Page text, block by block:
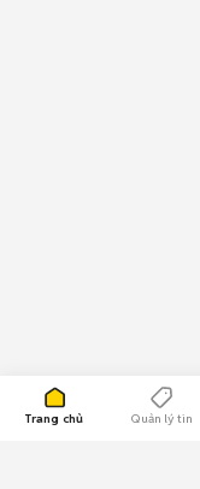
Trang chủ Quản lý tin